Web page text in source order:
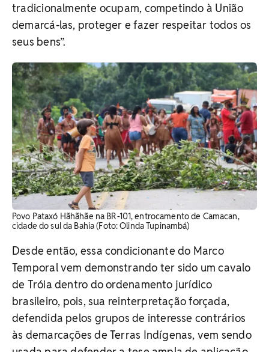
tradicionalmente ocupam, competindo à União
demarcá-las, proteger e fazer respeitar todos os
seus bens”.
Povo Pataxó Hãhãhãe na BR-101, entrocamento de Camacan,
cidade do sul da Bahia (Foto: Olinda Tupinambá)
Desde então, essa condicionante do Marco
Temporal vem demonstrando ter sido um cavalo
de Tróia dentro do ordenamento jurídico
brasileiro, pois, sua reinterpretação forçada,
defendida pelos grupos de interesse contrários
às demarcações de Terras Indígenas, vem sendo